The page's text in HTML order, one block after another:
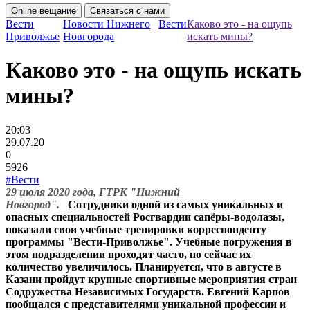
Online вещание Связаться с нами
Вести
Приволжье
Новости Нижнего
Новгорода
ВестиКаково это - на ощупь
искать мины?
Каково это - на ощупь искать
мины?
20:03
29.07.20
0
5926
#Вести
29 июля 2020 года, ГТРК "Нижний
Новгород".
Сотрудники одной из самых уникальных и
опасных специальностей Росгвардии сапёры-водолазы,
показали свои учебные тренировки корреспонденту
программы "Вести-Приволжье". Учебные погружения в
этом подразделении проходят часто, но сейчас их
количество увеличилось. Планируется, что в августе в
Казани пройдут крупные спортивные мероприятия стран
Содружества Независимых Государств. Евгений Карпов
пообщался с представителями уникальной профессии и